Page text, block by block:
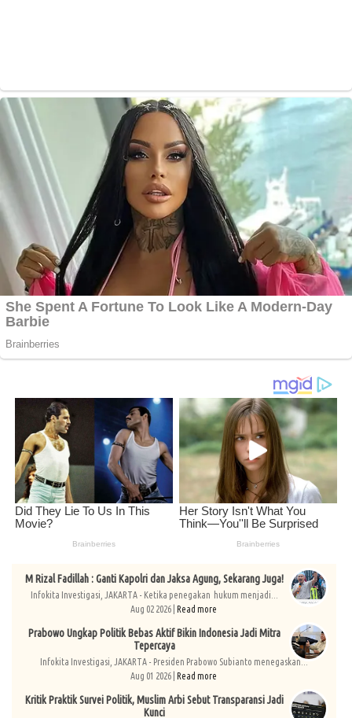
M Rizal Fadillah : Ganti Kapolri dan Jaksa Agung, Sekarang Juga!
Infokita Investigasi, JAKARTA - Ketika penegakan hukum menjadi...
Aug 02 2026 |Read more
Prabowo Ungkap Politik Bebas Aktif Bikin Indonesia Jadi Mitra
Tepercaya
Infokita Investigasi, JAKARTA - Presiden Prabowo Subianto menegaskan...
Aug 01 2026 |Read more
Kritik Praktik Survei Politik, Muslim Arbi Sebut Transparansi Jadi
Kunci